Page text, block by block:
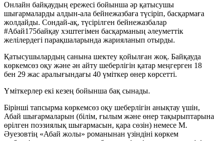
Онлайн байқаудың ережесі бойынша әр қатысушы
шығармаларды алдын-ала бейнежазбаға түсіріп, басқармаға
жолдайды. Сондай-ақ, түсірілген бейнежазбалар
#Абай175байқау хэштегімен басқарманың әлеуметтік
желілердегі парақшаларында жарияланып отырды.
Қатысушылардың санына шектеу қойылған жоқ. Байқауда
көркемсөз оқу және ән айту шеберлігін қатар меңгерген 18
бен 29 жас аралығындағы 40 үміткер өнер көрсетті.
Үміткерлер екі кезең бойынша бақ сынады.
Бірінші тапсырма көркемсөз оқу шеберлігін анықтау үшін,
Абай шығармаларын (білім, ғылым және өнер тақырыптарына
өрілген поэзиялық шығармасын, қара сөзін) немесе М.
Әуезовтің «Абай жолы» романынан үзіндіні көркем